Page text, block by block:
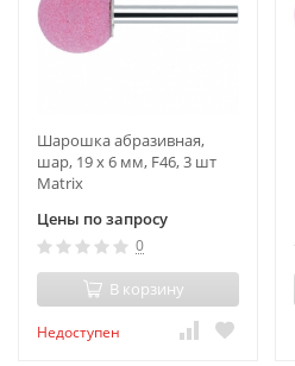
Шарошка абразивная,
шар, 19 x 6 мм, F46, 3 шт
Matrix
Цены по запросу
0
В корзину
Недоступен